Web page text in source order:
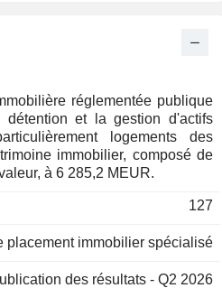
0,02 %
réglementée publique
et la gestion d'actifs
logements des
à 6 285,2 MEUR.
127
placement immobilier spécialisé
des résultats - Q2 2026